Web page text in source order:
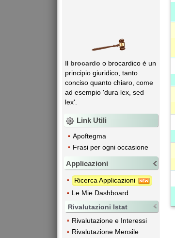
Il brocardo o brocardico è un
principio giuridico, tanto
conciso quanto chiaro, come
ad esempio 'dura lex, sed
lex'.
Link Utili
Apoftegma
Frasi per ogni occasione
Applicazioni
Ricerca Applicazioni
Le Mie Dashboard
Rivalutazioni Istat
Rivalutazione e Interessi
Rivalutazione Mensile